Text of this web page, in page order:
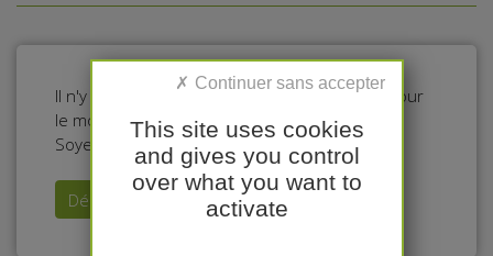
Il n'y a pas d'annonces dans cette catégorie pour
le moment.
Soyez le premier à déposer une annonce !
Déposer mon annonce
This site uses cookies
and gives you control
over what you want to
activate